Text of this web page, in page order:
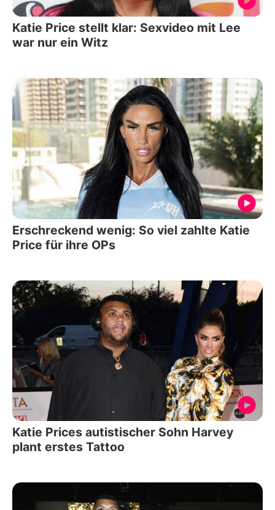
Katie Price stellt klar: Sexvideo mit Lee
war nur ein Witz
Erschreckend wenig: So viel zahlte Katie
Price für ihre OPs
Katie Prices autistischer Sohn Harvey
plant erstes Tattoo